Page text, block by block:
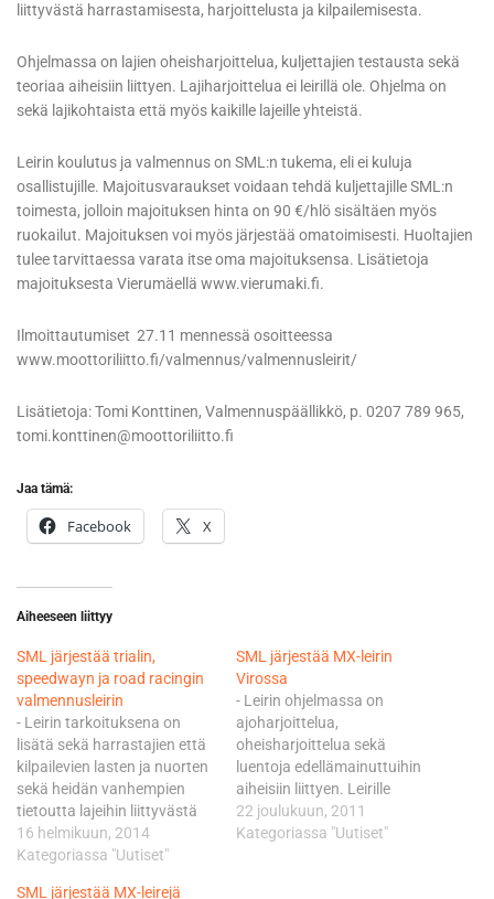
liittyvästä harrastamisesta, harjoittelusta ja kilpailemisesta.
Ohjelmassa on lajien oheisharjoittelua, kuljettajien testausta sekä
teoriaa aiheisiin liittyen. Lajiharjoittelua ei leirillä ole. Ohjelma on
sekä lajikohtaista että myös kaikille lajeille yhteistä.
Leirin koulutus ja valmennus on SML:n tukema, eli ei kuluja
osallistujille. Majoitusvaraukset voidaan tehdä kuljettajille SML:n
toimesta, jolloin majoituksen hinta on 90 €/hlö sisältäen myös
ruokailut. Majoituksen voi myös järjestää omatoimisesti. Huoltajien
tulee tarvittaessa varata itse oma majoituksensa. Lisätietoja
majoituksesta Vierumäellä www.vierumaki.fi.
Ilmoittautumiset 27.11 mennessä osoitteessa
www.moottoriliitto.fi/valmennus/valmennusleirit/
Lisätietoja: Tomi Konttinen, Valmennuspäällikkö, p. 0207 789 965,
tomi.konttinen@moottoriliitto.fi
Jaa tämä:
Facebook X
Aiheeseen liittyy
SML järjestää trialin,
speedwayn ja road racingin
valmennusleirin
- Leirin tarkoituksena on
lisätä sekä harrastajien että
kilpailevien lasten ja nuorten
sekä heidän vanhempien
tietoutta lajeihin liittyvästä
harjoittelusta,
kilpailemisesta,
16 helmikuun, 2014
Kategoriassa "Uutiset"
SML järjestää MX-leirin
Virossa
- Leirin ohjelmassa on
ajoharjoittelua,
oheisharjoittelua sekä
luentoja edellämainuttuihin
aiheisiin liittyen. Leirille
mahtuu noin 50 osallistujaa
ja mikäli osallistujia on yli 20,
22 joulukuun, 2011
Kategoriassa "Uutiset"
SML järjestää MX-leirejä